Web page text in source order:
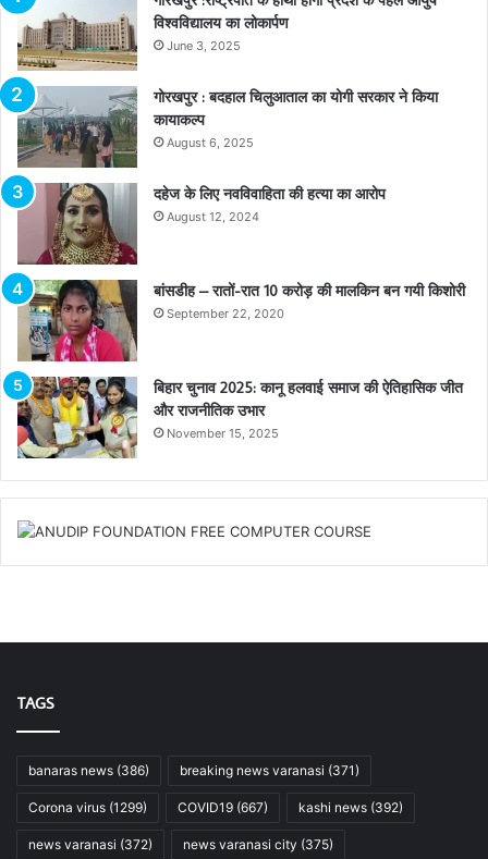
विश्वविद्यालय का लोकार्पण
June 3, 2025
गोरखपुर : बदहाल चिलुआताल का योगी सरकार ने किया
कायाकल्प
August 6, 2025
दहेज के लिए नवविवाहिता की हत्या का आरोप
August 12, 2024
बांसडीह – रातों-रात 10 करोड़ की मालकिन बन गयी किशोरी
September 22, 2020
बिहार चुनाव 2025: कानू हलवाई समाज की ऐतिहासिक जीत
और राजनीतिक उभार
November 15, 2025
TAGS
banaras news (386) breaking news varanasi (371)
Corona virus (1299) COVID19 (667) kashi news (392)
news varanasi (372) news varanasi city (375)